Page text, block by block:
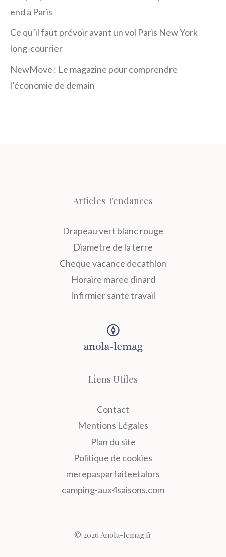
end à Paris
Ce qu’il faut prévoir avant un vol Paris New York
long-courrier
NewMove : Le magazine pour comprendre
l’économie de demain
Articles Tendances
Drapeau vert blanc rouge
Diametre de la terre
Cheque vacance decathlon
Horaire maree dinard
Infirmier sante travail
Liens Utiles
Contact
Mentions Légales
Plan du site
Politique de cookies
merepasparfaiteetalors
camping-aux4saisons.com
© 2026 Anola-lemag.fr